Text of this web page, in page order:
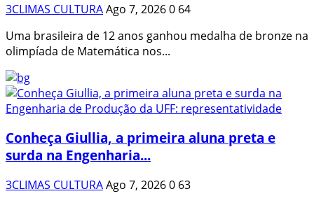
3CLIMAS CULTURAAgo 7, 20260 64
Uma brasileira de 12 anos ganhou medalha de bronze na
olimpíada de Matemática nos...
Conheça Giullia, a primeira aluna preta e
surda na Engenharia...
3CLIMAS CULTURAAgo 7, 20260 63